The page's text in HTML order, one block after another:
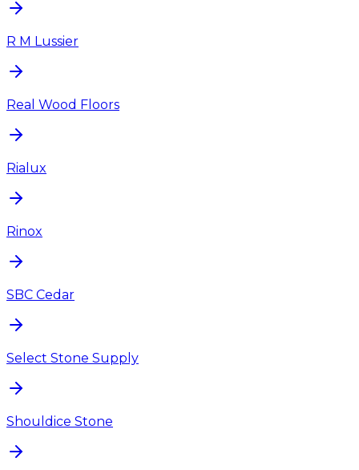
R M Lussier
Real Wood Floors
Rialux
Rinox
SBC Cedar
Select Stone Supply
Shouldice Stone